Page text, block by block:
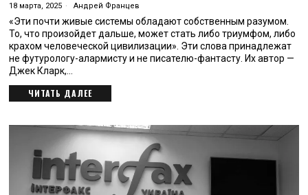
18 марта, 2025 Андрей Францев
«Эти почти живые системы обладают собственным разумом.
То, что произойдет дальше, может стать либо триумфом, либо
крахом человеческой цивилизации». Эти слова принадлежат
не футурологу-алармисту и не писателю-фантасту. Их автор —
Джек Кларк,…
ЧИТАТЬ ДАЛЕЕ